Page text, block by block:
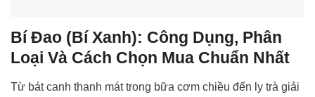
Bí Đao (Bí Xanh): Công Dụng, Phân
Loại Và Cách Chọn Mua Chuẩn Nhất
Từ bát canh thanh mát trong bữa cơm chiều đến ly trà giải